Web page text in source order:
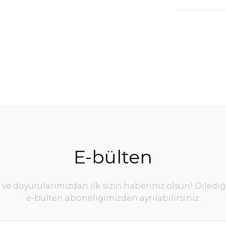
E-bülten
ve duyurularımızdan ilk sizin haberiniz olsun!
e-bülten aboneliğimizden ayrılabilirsiniz.